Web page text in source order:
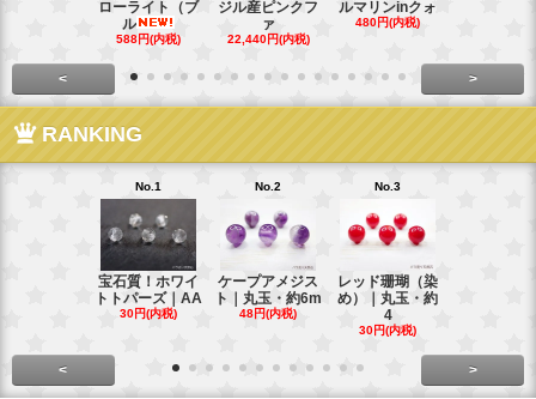
ローライト（ブ
ル
588円(内税)
ジル産ピンクフ
ァ
22,440円(内税)
ルマリンinクォ
480円(内税)
< >
RANKING
No.1
宝石質！ホワイ
トトパーズ｜AA
30円(内税)
No.2
ケープアメジス
ト｜丸玉・約6m
48円(内税)
No.3
レッド珊瑚（染
め）｜丸玉・約
4
30円(内税)
< >